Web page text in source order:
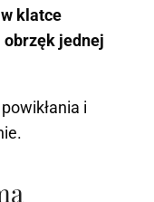
klatce
jednej
i